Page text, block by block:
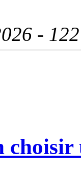
-
choisir